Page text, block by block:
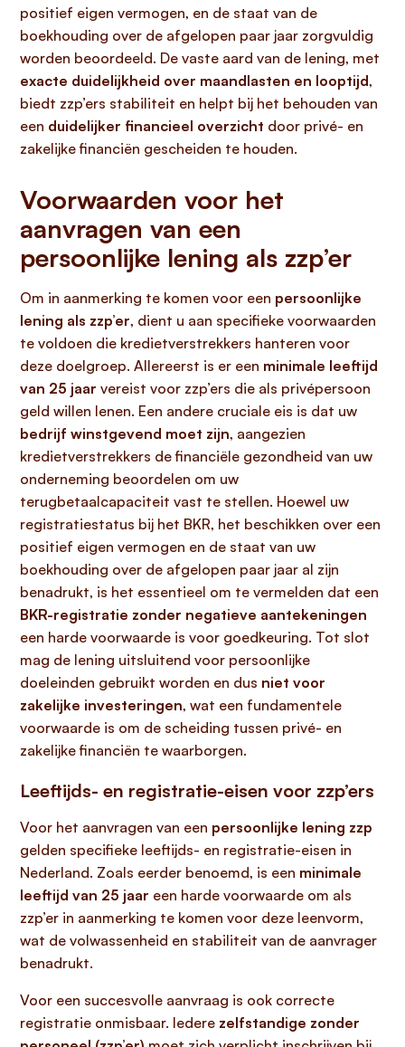
positief eigen vermogen, en de staat van de
boekhouding over de afgelopen paar jaar zorgvuldig
worden beoordeeld. De vaste aard van de lening, met
exacte duidelijkheid over maandlasten en looptijd,
biedt zzp’ers stabiliteit en helpt bij het behouden van
een duidelijker financieel overzicht door privé- en
zakelijke financiën gescheiden te houden.
Voorwaarden voor het
aanvragen van een
persoonlijke lening als zzp’er
Om in aanmerking te komen voor een persoonlijke
lening als zzp’er, dient u aan specifieke voorwaarden
te voldoen die kredietverstrekkers hanteren voor
deze doelgroep. Allereerst is er een minimale leeftijd
van 25 jaar vereist voor zzp’ers die als privépersoon
geld willen lenen. Een andere cruciale eis is dat uw
bedrijf winstgevend moet zijn, aangezien
kredietverstrekkers de financiële gezondheid van uw
onderneming beoordelen om uw
terugbetaalcapaciteit vast te stellen. Hoewel uw
registratiestatus bij het BKR, het beschikken over een
positief eigen vermogen en de staat van uw
boekhouding over de afgelopen paar jaar al zijn
benadrukt, is het essentieel om te vermelden dat een
BKR-registratie zonder negatieve aantekeningen
een harde voorwaarde is voor goedkeuring. Tot slot
mag de lening uitsluitend voor persoonlijke
doeleinden gebruikt worden en dus niet voor
zakelijke investeringen, wat een fundamentele
voorwaarde is om de scheiding tussen privé- en
zakelijke financiën te waarborgen.
Leeftijds- en registratie-eisen voor zzp’ers
Voor het aanvragen van een persoonlijke lening zzp
gelden specifieke leeftijds- en registratie-eisen in
Nederland. Zoals eerder benoemd, is een minimale
leeftijd van 25 jaar een harde voorwaarde om als
zzp’er in aanmerking te komen voor deze leenvorm,
wat de volwassenheid en stabiliteit van de aanvrager
benadrukt.
Voor een succesvolle aanvraag is ook correcte
registratie onmisbaar. Iedere zelfstandige zonder